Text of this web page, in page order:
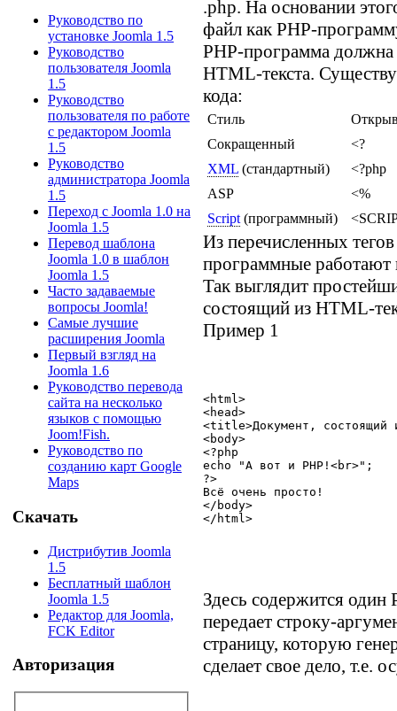
Руководство по
установке Joomla 1.5
Руководство
пользователя Joomla
1.5
Руководство
пользователя по работе
с редактором Joomla
1.5
Руководство
администратора Joomla
1.5
Переход с Joomla 1.0 на
Joomla 1.5
Перевод шаблона
Joomla 1.0 в шаблон
Joomla 1.5
Часто задаваемые
вопросы Joomla!
Самые лучшие
расширения Joomla
Первый взгляд на
Joomla 1.6
Руководство перевода
сайта на несколько
языков с помощью
Joom!Fish.
Руководство по
созданию карт Google
Maps
Скачать
Дистрибутив Joomla
1.5
Бесплатный шаблон
Joomla 1.5
Редактор для Joomla,
FCK Editor
Авторизация
.php. На основании
файл как PHP-
PHP-программа
HTML-текста.
кода:
Стиль
Сокращенный
<?
XML (стандартный)
<?php
ASP
<%
Script (программный)
Из перечисленных
программные
Так выглядит
состоящий из HTML-
Пример 1
<html>
<head>
<title>Документ, состоящий
<body>
<?php
echo "А вот и PHP!<br>";
?>
Всё очень просто!
</body>
</html>
Здесь содержится один
передает строку-
страницу, которую
сделает свое дело, т.е.